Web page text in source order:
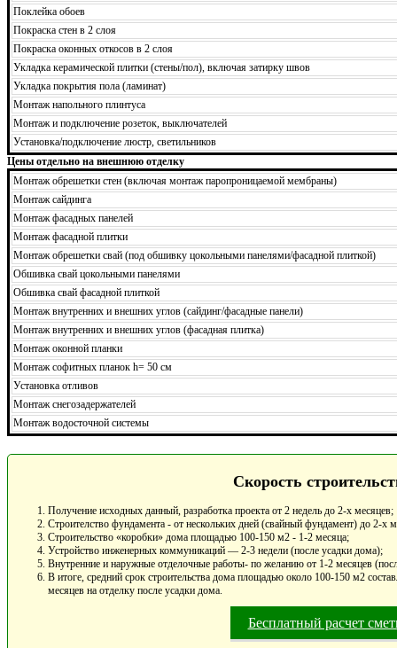
Поклейка обоев
Покраска стен в 2 слоя
Покраска оконных откосов в 2 слоя
Укладка керамической плитки (стены/пол), включая затирку швов
Укладка покрытия пола (ламинат)
Монтаж напольного плинтуса
Монтаж и подключение розеток, выключателей
Установка/подключение люстр, светильников
Цены отдельно на внешнюю отделку
Монтаж обрешетки стен (включая монтаж паропроницаемой мембраны)
Монтаж сайдинга
Монтаж фасадных панелей
Монтаж фасадной плитки
Монтаж обрешетки свай (под обшивку цокольными панелями/фасадной плиткой)
Обшивка свай цокольными панелями
Обшивка свай фасадной плиткой
Монтаж внутренних и внешних углов (сайдинг/фасадные панели)
Монтаж внутренних и внешних углов (фасадная плитка)
Монтаж оконной планки
Монтаж софитных планок h= 50 см
Установка отливов
Монтаж снегозадержателей
Монтаж водосточной системы
Скорость
Получение исходных данный, разработка проекта от 2 недель до 2-х месяцев;
Строителство фундамента - от нескольких дней (свайный фундамент) до 2-х
Строительство «коробки» дома площадью 100-150 м2 - 1-2 месяца;
Устройство инженерных коммуникаций — 2-3 недели (после усадки дома);
Внутренние и наружные отделочные работы- по желанию от 1-2 месяцев
В итоге, средний срок строительства дома площадью около 100-150 м2
месяцев на отделку после усадки дома.
Бесплатный расчет